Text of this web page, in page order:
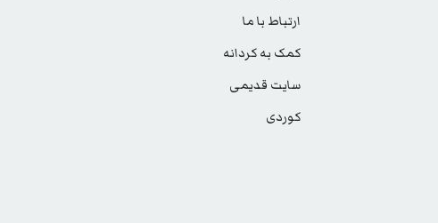
ارتباط با ما
کمک به کردانه
سایت قدیمی
کوردی